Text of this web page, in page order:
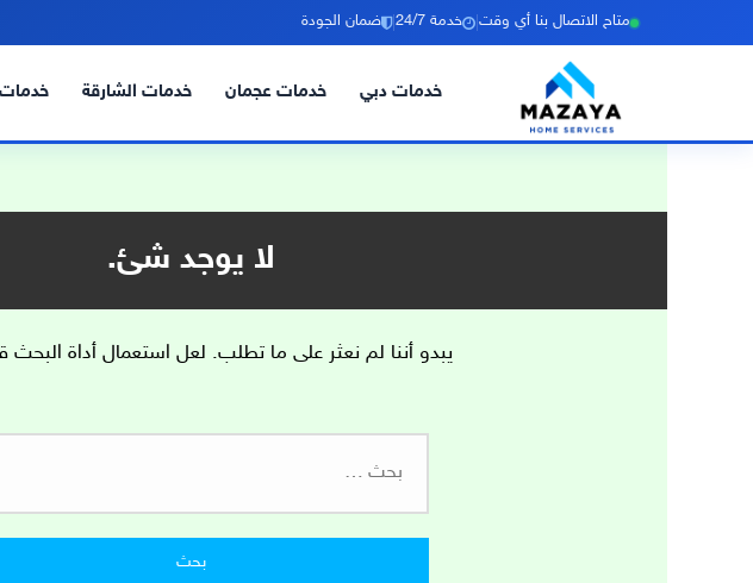
متاح الاتصال بنا أي وقت خدمة 24/7 | ضمان الجودة
خدمات دبي خدمات عجمان خدمات الشارقة
لا يوجد شئ.
يبدو أننا لم نعثر على ما تطلب. لعل استعمال أداة البحث